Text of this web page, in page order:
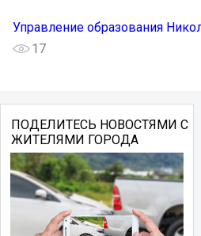
Управление образования
17
ПОДЕЛИТЕСЬ НОВОСТЯМИ С
ЖИТЕЛЯМИ ГОРОДА